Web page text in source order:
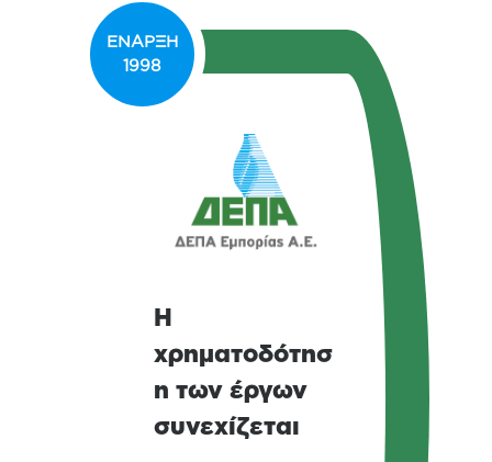
ΕΝΑΡΞΗ
1998
Η
χρηματοδότησ
η των έργων
συνεχίζεται